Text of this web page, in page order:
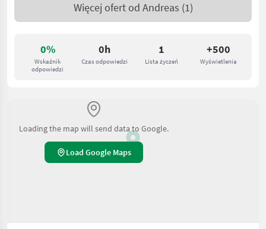
0%
Wskaźnik
odpowiedzi
0h
Czas odpowiedzi
1
Lista życzeń
+500
Wyświetlenia
Więcej ofert od Andreas (1)
Loading the map will send data to Google.
Load Google Maps